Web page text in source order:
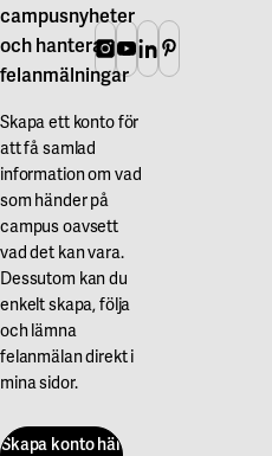
campusnyheter
och hantera
felanmälningar
Skapa ett konto för
att få samlad
information om vad
som händer på
campus oavsett
vad det kan vara.
Dessutom kan du
enkelt skapa, följa
och lämna
felanmälan direkt i
mina sidor.
Skapa konto här
Instagram
Youtube
Linkedin
Pinterest